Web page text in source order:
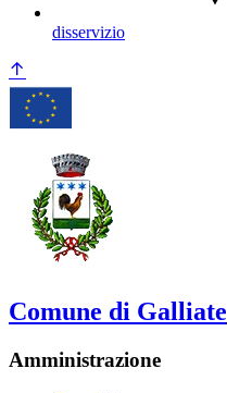
disservizio
Comune di Galliate
Amministrazione